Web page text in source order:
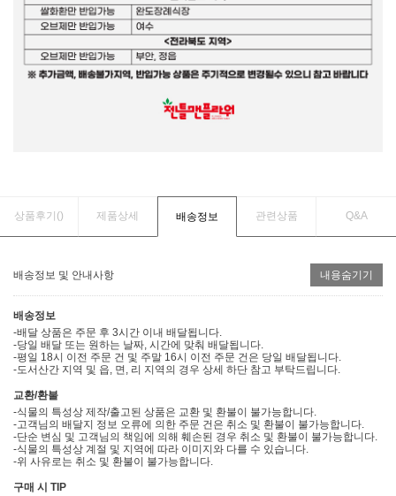
상품후기() 제품상세 배송정보 관련상품 Q&A
배송정보 및 안내사항 내용숨기기
배송정보
-배달 상품은 주문 후 3시간 이내 배달됩니다.
-당일 배달 또는 원하는 날짜, 시간에 맞춰 배달됩니다.
-평일 18시 이전 주문 건 및 주말 16시 이전 주문 건은 당일 배달됩니다.
-도서산간 지역 및 읍, 면, 리 지역의 경우 상세 하단 참고 부탁드립니다.
교환/환불
-식물의 특성상 제작/출고된 상품은 교환 및 환불이 불가능합니다.
-고객님의 배달지 정보 오류에 의한 주문 건은 취소 및 환불이 불가능합니다.
-단순 변심 및 고객님의 책임에 의해 훼손된 경우 취소 및 환불이 불가능합니다.
-식물의 특성상 계절 및 지역에 따라 이미지와 다를 수 있습니다.
-위 사유로는 취소 및 환불이 불가능합니다.
구매 시 TIP